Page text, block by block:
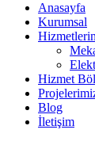
Anasayfa
Kurumsal
Hizmet
Blog
İletişim